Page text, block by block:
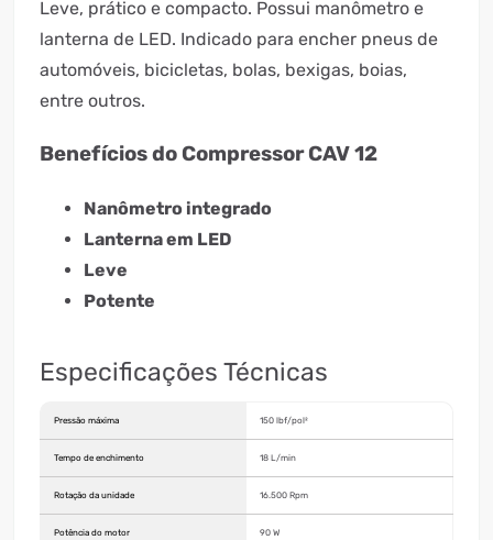
Leve, prático e compacto. Possui manômetro e
lanterna de LED. Indicado para encher pneus de
automóveis, bicicletas, bolas, bexigas, boias,
entre outros.
Benefícios do Compressor CAV 12
Nanômetro integrado
Lanterna em LED
Leve
Potente
Especificações Técnicas
Pressão máxima 150 lbf/pol²
Tempo de enchimento 18 L/min
Rotação da unidade 16.500 Rpm
Potência do motor 90 W